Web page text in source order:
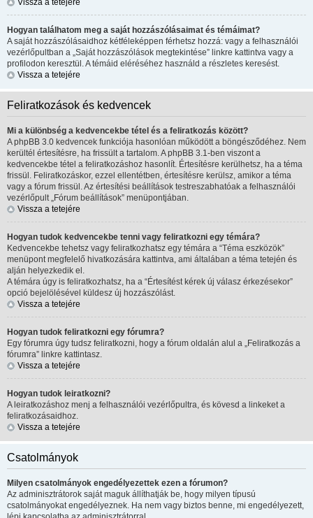
Vissza a tetejére
Hogyan találhatom meg a saját hozzászólásaimat és témáimat?
A saját hozzászólásaidhoz kétféleképpen férhetsz hozzá: vagy a felhasználói
vezérlőpultban a „Saját hozzászólások megtekintése” linkre kattintva vagy a
profilodon keresztül. A témáid eléréséhez használd a részletes keresést.
Vissza a tetejére
Feliratkozások és kedvencek
Mi a különbség a kedvencekbe tétel és a feliratkozás között?
A phpBB 3.0 kedvencek funkciója hasonlóan működött a böngésződéhez. Nem
kerültél értesítésre, ha frissült a tartalom. A phpBB 3.1-ben viszont a
kedvencekbe tétel a feliratkozáshoz hasonlít. Értesítésre kerülhetsz, ha a téma
frissül. Feliratkozáskor, ezzel ellentétben, értesítésre kerülsz, amikor a téma
vagy a fórum frissül. Az értesítési beállítások testreszabhatóak a felhasználói
vezérlőpult „Fórum beállítások” menüpontjában.
Vissza a tetejére
Hogyan tudok kedvencekbe tenni vagy feliratkozni egy témára?
Kedvencekbe tehetsz vagy feliratkozhatsz egy témára a “Téma eszközök”
menüpont megfelelő hivatkozására kattintva, ami általában a téma tetején és
alján helyezkedik el.
A témára úgy is feliratkozhatsz, ha a “Értesítést kérek új válasz érkezésekor”
opció bejelölésével küldesz új hozzászólást.
Vissza a tetejére
Hogyan tudok feliratkozni egy fórumra?
Egy fórumra úgy tudsz feliratkozni, hogy a fórum oldalán alul a „Feliratkozás a
fórumra” linkre kattintasz.
Vissza a tetejére
Hogyan tudok leiratkozni?
A leiratkozáshoz menj a felhasználói vezérlőpultra, és kövesd a linkeket a
feliratkozásaidhoz.
Vissza a tetejére
Csatolmányok
Milyen csatolmányok engedélyezettek ezen a fórumon?
Az adminisztrátorok saját maguk állíthatják be, hogy milyen típusú
csatolmányokat engedélyeznek. Ha nem vagy biztos benne, mi engedélyezett,